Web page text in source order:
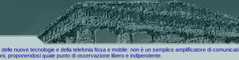
nuove tecnologie e della telefonia fissa e mobile: non è un semplice amplificatore di comunicati
proponendosi quale punto di osservazione libero e indipendente.